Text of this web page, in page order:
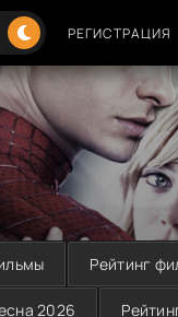
РЕГИСТРАЦИЯ
Рейтинг
2026